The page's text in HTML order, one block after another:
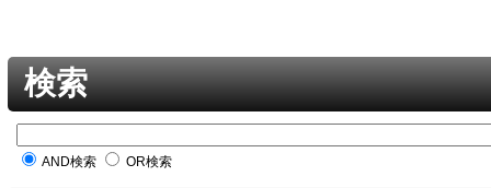
検索
AND検索 OR検索